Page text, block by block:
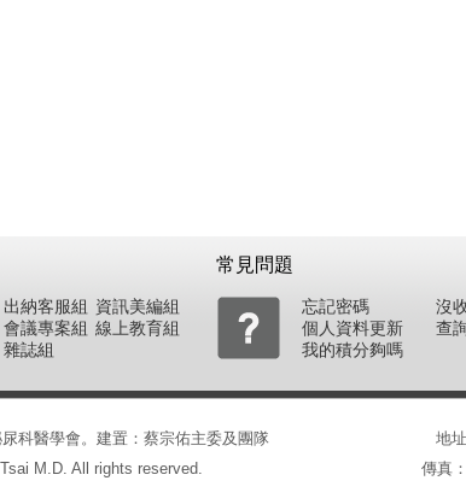
出納客服組
會議專案組
雜誌組
資訊美編組
線上教育組
常見問題
忘記密碼
個人資料更新
我的積分夠嗎
沒
查
科醫學會。建置：蔡宗佑主委及團隊
M.D. All rights reserved.
地
傳真